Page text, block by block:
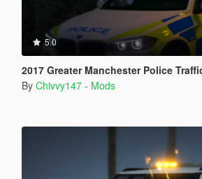
5.0
2017 Greater Manchester Police Traffic
By Chivvy147 - Mods